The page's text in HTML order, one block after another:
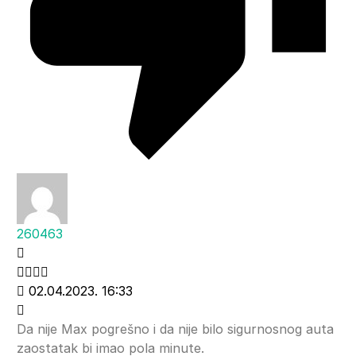
260463
02.04.2023. 16:33
Da nije Max pogrešno i da nije bilo sigurnosnog auta
zaostatak bi imao pola minute.